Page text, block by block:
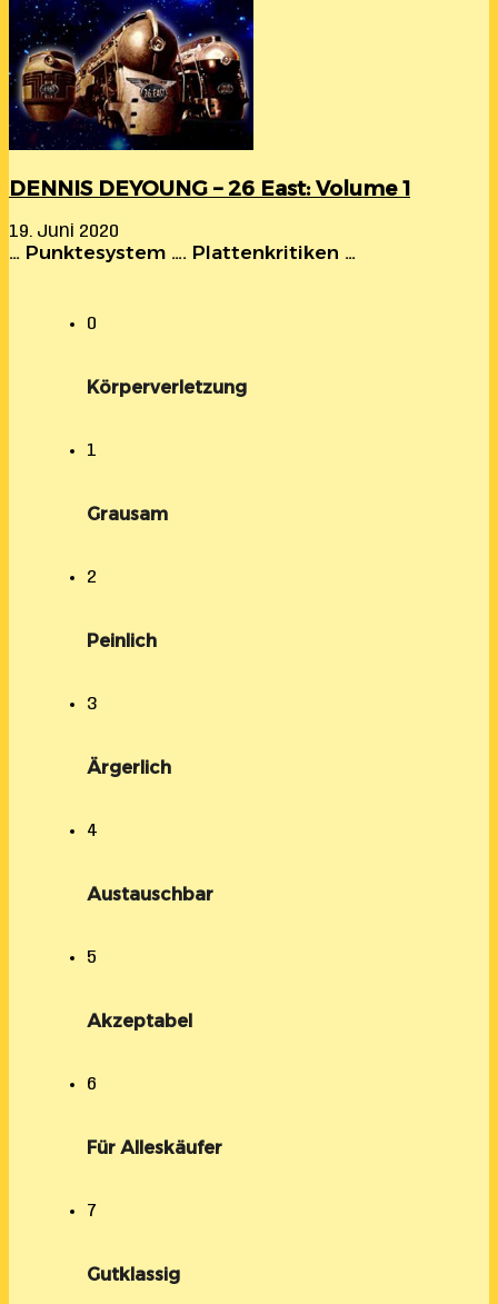
DENNIS DEYOUNG – 26 East: Volume 1
19. Juni 2020
… Punktesystem …. Plattenkritiken …
0
Körperverletzung
1
Grausam
2
Peinlich
3
Ärgerlich
4
Austauschbar
5
Akzeptabel
6
Für Alleskäufer
7
Gutklassig